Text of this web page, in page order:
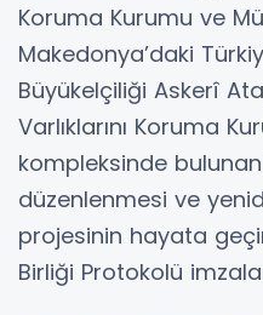
Koruma Kurumu ve
Makedonya’daki
Büyükelçiliği Askerî
Varlıklarını Koruma
kompleksinde
düzenlenmesi ve
projesinin hayata
Birliği Protokolü